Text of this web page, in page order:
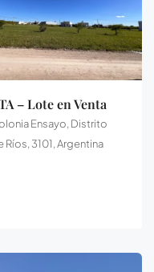
– Lote en Venta
Ensayo, Distrito
3101, Argentina